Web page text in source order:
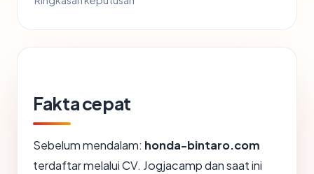
Fakta cepat
Sebelum mendalam: honda-bintaro.com
terdaftar melalui CV. Jogjacamp dan saat ini